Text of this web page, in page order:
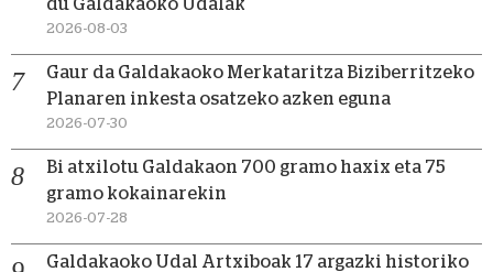
du Galdakaoko Udalak
2026-08-03
Gaur da Galdakaoko Merkataritza Biziberritzeko
Planaren inkesta osatzeko azken eguna
2026-07-30
Bi atxilotu Galdakaon 700 gramo haxix eta 75
gramo kokainarekin
2026-07-28
Galdakaoko Udal Artxiboak 17 argazki historiko